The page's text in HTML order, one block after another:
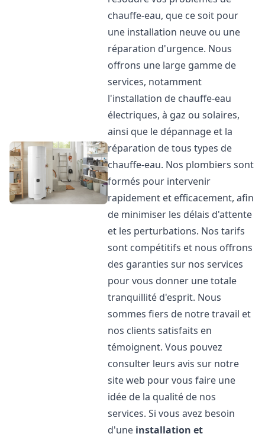
chauffe-eau, que ce soit pour
une installation neuve ou une
réparation d'urgence. Nous
offrons une large gamme de
services, notamment
l'installation de chauffe-eau
électriques, à gaz ou solaires,
ainsi que le dépannage et la
réparation de tous types de
chauffe-eau. Nos plombiers sont
formés pour intervenir
rapidement et efficacement, afin
de minimiser les délais d'attente
et les perturbations. Nos tarifs
sont compétitifs et nous offrons
des garanties sur nos services
pour vous donner une totale
tranquillité d'esprit. Nous
sommes fiers de notre travail et
nos clients satisfaits en
témoignent. Vous pouvez
consulter leurs avis sur notre
site web pour vous faire une
idée de la qualité de nos
services. Si vous avez besoin
d'une installation et